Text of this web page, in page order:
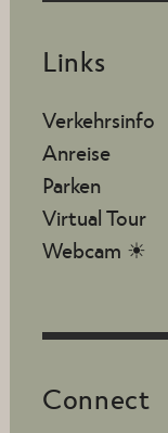
Links
Verkehrsinfo
Anreise
Parken
Virtual Tour
Webcam ☀
Connect